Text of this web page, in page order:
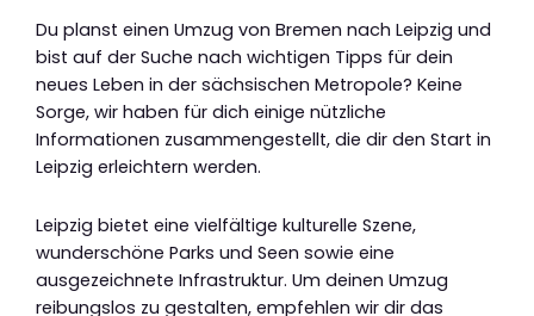
Du planst einen Umzug von Bremen nach Leipzig und
bist auf der Suche nach wichtigen Tipps für dein
neues Leben in der sächsischen Metropole? Keine
Sorge, wir haben für dich einige nützliche
Informationen zusammengestellt, die dir den Start in
Leipzig erleichtern werden.
Leipzig bietet eine vielfältige kulturelle Szene,
wunderschöne Parks und Seen sowie eine
ausgezeichnete Infrastruktur. Um deinen Umzug
reibungslos zu gestalten, empfehlen wir dir das